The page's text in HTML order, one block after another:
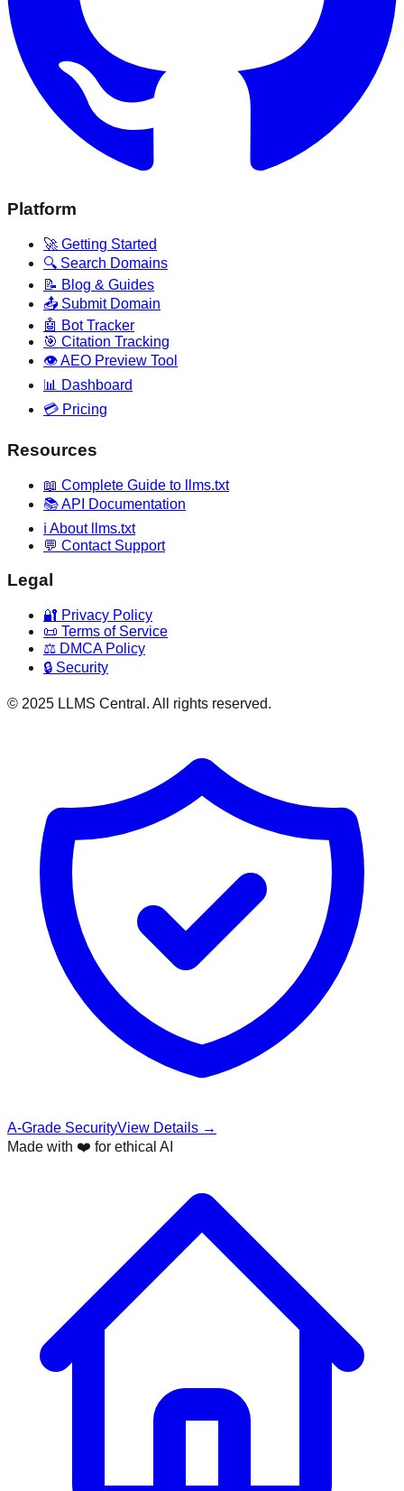
Platform
🚀 Getting Started
🔍 Search Domains
📝 Blog & Guides
📤 Submit Domain
🤖 Bot Tracker
🎯 Citation Tracking
👁️ AEO Preview Tool
📊 Dashboard
💳 Pricing
Resources
📖 Complete Guide to llms.txt
📚 API Documentation
ℹ️ About llms.txt
💬 Contact Support
Legal
🔐 Privacy Policy
📜 Terms of Service
⚖️ DMCA Policy
🔒 Security
© 2025 LLMS Central. All rights reserved.
A-Grade SecurityView Details →
Made with ❤️ for ethical AI